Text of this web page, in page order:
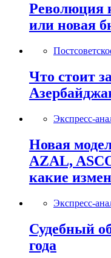
Революция
или новая
Что стоит
Экспресс-
Новая
AZAL,
какие
Экспресс-
Судебный
года